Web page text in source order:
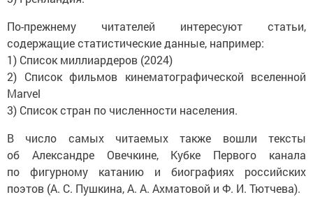
По-прежнему читателей интересуют статьи,
содержащие статистические данные, например:
1) Список миллиардеров (2024)
2) Список фильмов кинематографической вселенной
Marvel
3) Список стран по численности населения.
В число самых читаемых также вошли тексты
об Александре Овечкине, Кубке Первого канала
по фигурному катанию и биографиях российских
поэтов (А. С. Пушкина, А. А. Ахматовой и Ф. И. Тютчева).